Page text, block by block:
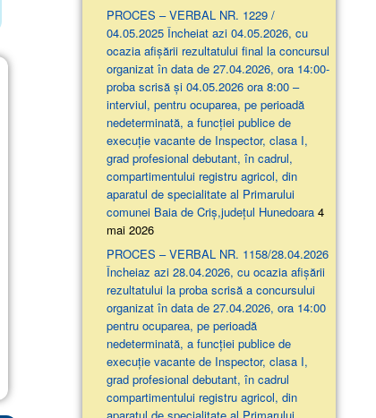
PROCES – VERBAL NR. 1229 /
04.05.2025 Încheiat azi 04.05.2026, cu
ocazia afişării rezultatului final la concursul
organizat în data de 27.04.2026, ora 14:00-
proba scrisă şi 04.05.2026 ora 8:00 –
interviul, pentru ocuparea, pe perioadă
nedeterminată, a funcției publice de
execuție vacante de Inspector, clasa I,
grad profesional debutant, în cadrul,
compartimentului registru agricol, din
aparatul de specialitate al Primarului
comunei Baia de Criș,județul Hunedoara 4
mai 2026
PROCES – VERBAL NR. 1158/28.04.2026
Încheiaz azi 28.04.2026, cu ocazia afişării
rezultatului la proba scrisă a concursului
organizat în data de 27.04.2026, ora 14:00
pentru ocuparea, pe perioadă
nedeterminată, a funcției publice de
execuție vacante de Inspector, clasa I,
grad profesional debutant, în cadrul
compartimentului registru agricol, din